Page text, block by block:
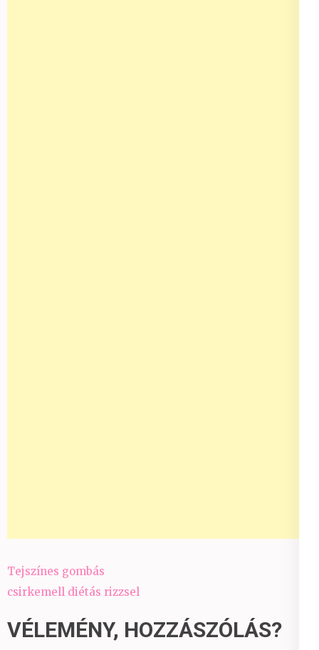
Bejegyzés
navigáció
Tejszínes gombás
csirkemell diétás rizzsel
VÉLEMÉNY, HOZZÁSZÓLÁS?